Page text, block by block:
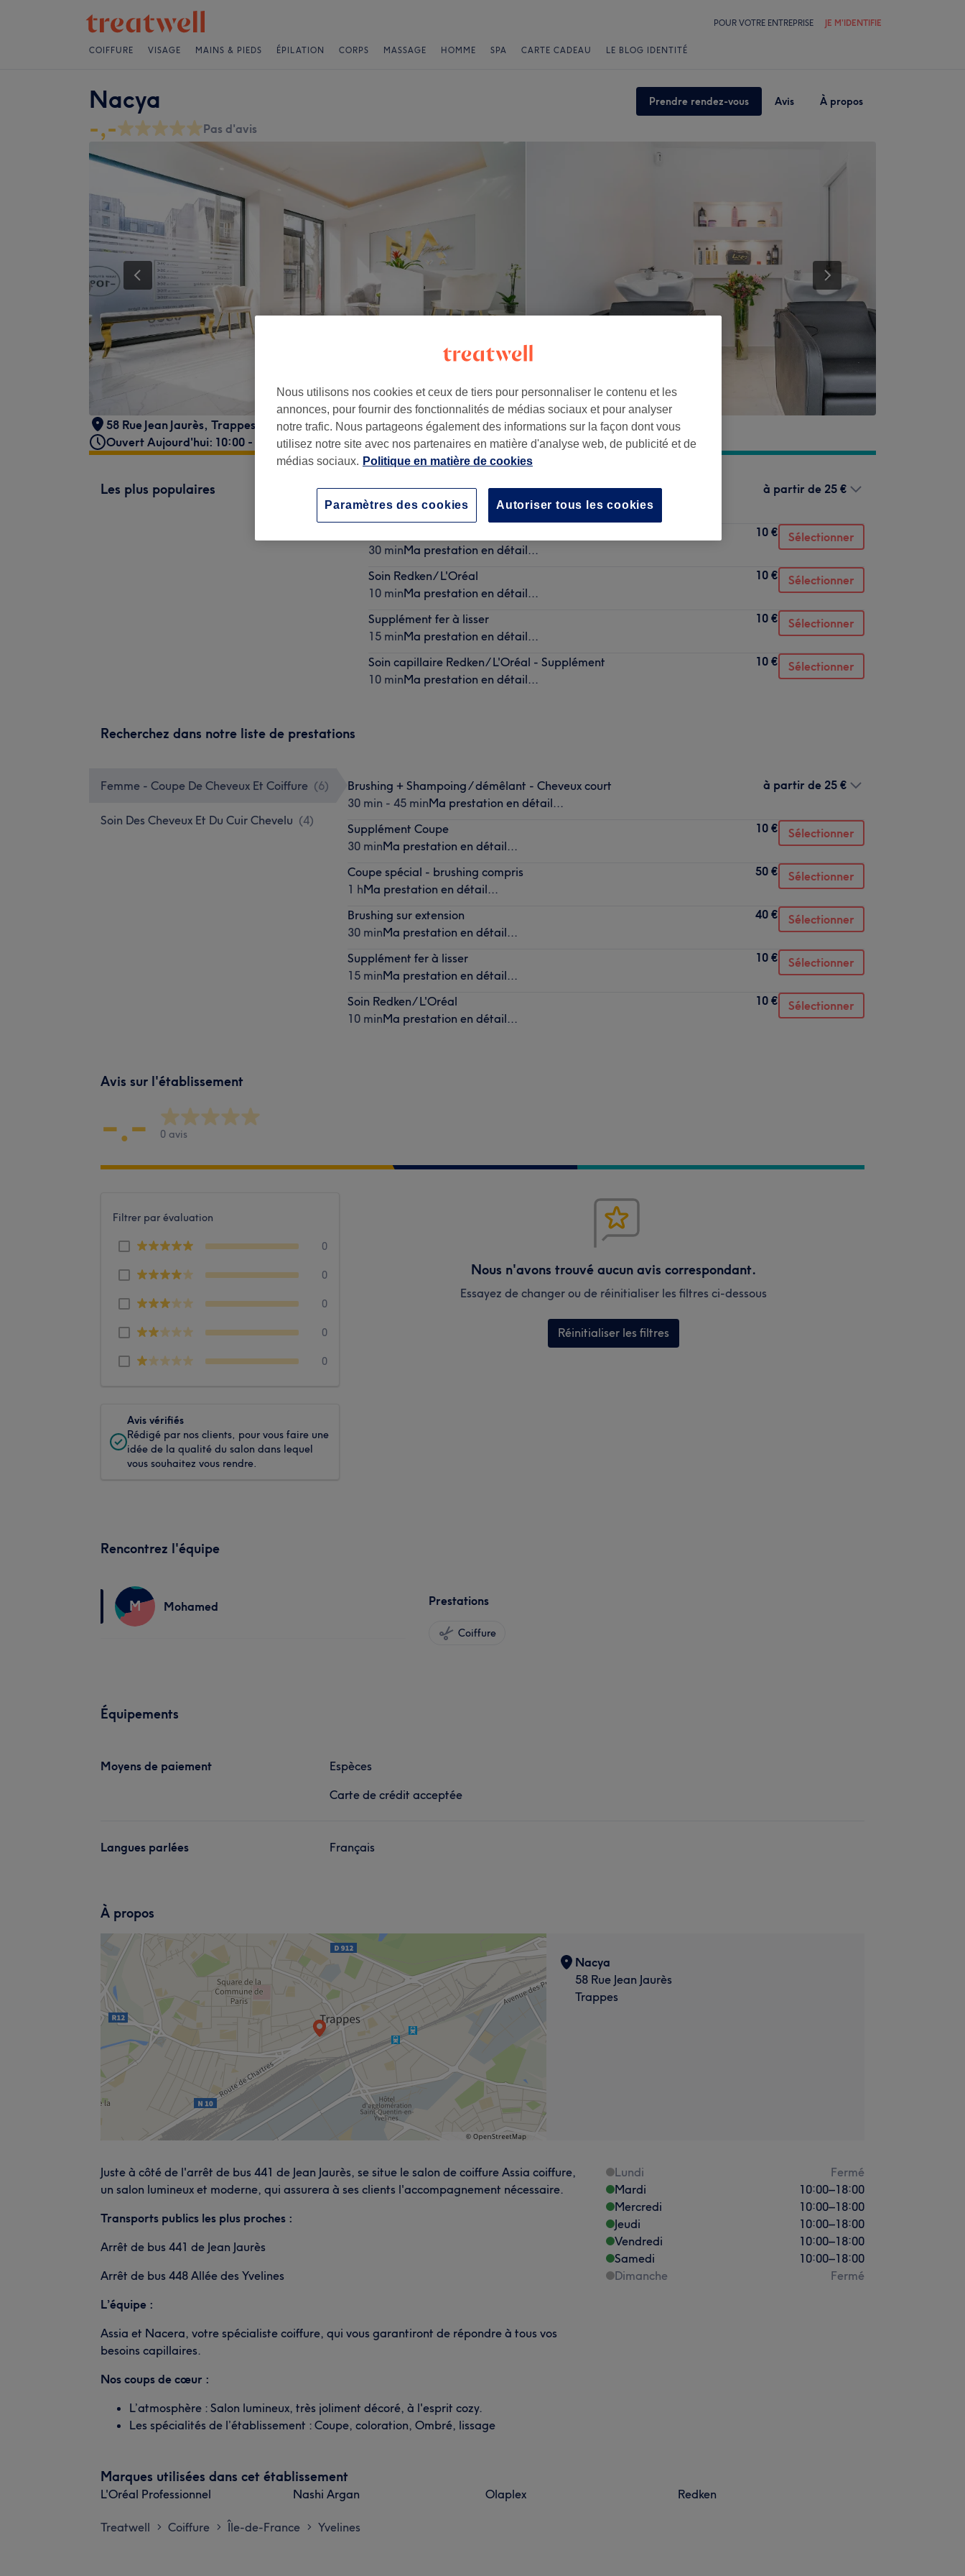
POUR VOTRE ENTREPRISE JE M'IDENTIFIE
COIFFURE VISAGE MAINS & PIEDS ÉPILATION CORPS MASSAGE HOMME SPA CARTE CADEAU LE BLOG IDENTITÉ
Nacya Prendre rendez-vous Avis À propos
-,- Pas d'avis
58 Rue Jean Jaurès, Trappes
Ouvert Aujourd'hui: 10:00 - 18:00
Les plus populaires
Brushing + Shampoing / démêlant - Cheveux court
30 min - 45 minMa prestation en détail...
à partir de 25 €
30 minMa prestation en détail...
10 € Sélectionner
Soin Redken/ L'Oréal
10 minMa prestation en détail...
10 € Sélectionner
Supplément fer à lisser
15 minMa prestation en détail...
10 € Sélectionner
Soin capillaire Redken/ L'Oréal - Supplément
10 minMa prestation en détail...
10 € Sélectionner
Recherchez dans notre liste de prestations
Femme - Coupe De Cheveux Et Coiffure (6)
Soin Des Cheveux Et Du Cuir Chevelu (4)
Brushing + Shampoing / démêlant - Cheveux court
30 min - 45 minMa prestation en détail...
à partir de 25 €
Supplément Coupe
30 minMa prestation en détail...
10 € Sélectionner
Coupe spécial - brushing compris
1 hMa prestation en détail...
50 € Sélectionner
Brushing sur extension
30 minMa prestation en détail...
40 € Sélectionner
Supplément fer à lisser
15 minMa prestation en détail...
10 € Sélectionner
Soin Redken/ L'Oréal
10 minMa prestation en détail...
10 € Sélectionner
Avis sur l'établissement
-.- 0 avis
Filtrer par évaluation
0
0
0
0
0
Avis vérifiés
Rédigé par nos clients, pour vous faire une
idée de la qualité du salon dans lequel
vous souhaitez vous rendre.
Nous n'avons trouvé aucun avis correspondant.
Essayez de changer ou de réinitialiser les filtres ci-dessous
Réinitialiser les filtres
Rencontrez l'équipe
M Mohamed Prestations
Coiffure
Équipements
Moyens de paiement
Espèces
Carte de crédit acceptée
Langues parlées Français
À propos
Nacya
58 Rue Jean Jaurès
Trappes
Juste à côté de l'arrêt de bus 441 de Jean Jaurès, se situe le salon de coiffure Assia coiffure,
un salon lumineux et moderne, qui assurera à ses clients l'accompagnement nécessaire.
Transports publics les plus proches :
Arrêt de bus 441 de Jean Jaurès
Arrêt de bus 448 Allée des Yvelines
L’équipe :
Assia et Nacera, votre spécialiste coiffure, qui vous garantiront de répondre à tous vos
besoins capillaires.
Nos coups de cœur :
L’atmosphère : Salon lumineux, très joliment décoré, à l'esprit cozy.
Les spécialités de l’établissement : Coupe, coloration, Ombré, lissage
Lundi
Fermé
Mardi
10:00–18:00
Mercredi
10:00–18:00
Jeudi
10:00–18:00
Vendredi
10:00–18:00
Samedi
10:00–18:00
Dimanche
Fermé
Marques utilisées dans cet établissement
L'Oréal Professionnel Nashi Argan Olaplex Redken
Treatwell > Coiffure > Île-de-France > Yvelines
Nous utilisons nos cookies et ceux de tiers pour personnaliser le contenu et les
annonces, pour fournir des fonctionnalités de médias sociaux et pour analyser
notre trafic. Nous partageons également des informations sur la façon dont vous
utilisez notre site avec nos partenaires en matière d'analyse web, de publicité et de
médias sociaux. Politique en matière de cookies
Autoriser tous les cookies
Paramètres des cookies